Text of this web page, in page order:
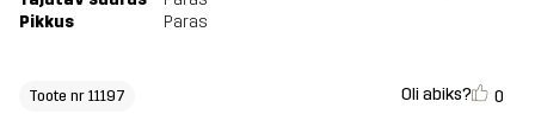
Pikkus
Paras
Toote nr 11197 Oli abiks? 0